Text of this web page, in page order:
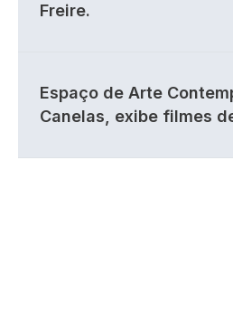
Freire.
Espaço de Arte
Canelas, exibe filmes